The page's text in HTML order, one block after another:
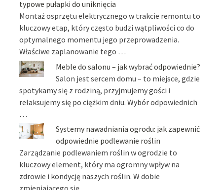
typowe pułapki do uniknięcia
Montaż osprzętu elektrycznego w trakcie remontu to
kluczowy etap, który często budzi wątpliwości co do
optymalnego momentu jego przeprowadzenia.
Właściwe zaplanowanie tego …
Meble do salonu – jak wybrać odpowiednie?
Salon jest sercem domu – to miejsce, gdzie
spotykamy się z rodziną, przyjmujemy gości i
relaksujemy się po ciężkim dniu. Wybór odpowiednich
…
Systemy nawadniania ogrodu: jak zapewnić
odpowiednie podlewanie roślin
Zarządzanie podlewaniem roślin w ogrodzie to
kluczowy element, który ma ogromny wpływ na
zdrowie i kondycję naszych roślin. W dobie